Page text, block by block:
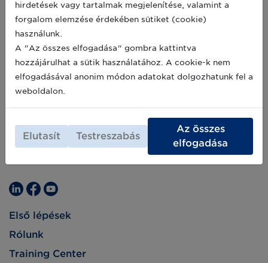
Első lépések
Rólunk
Training Center
hirdetések vagy tartalmak megjelenítése, valamint a
forgalom elemzése érdekében sütiket (cookie)
használunk.
A "Az összes elfogadása" gombra kattintva
hozzájárulhat a sütik használatához. A cookie-k nem
elfogadásával anonim módon adatokat dolgozhatunk fel a
weboldalon.
Elutasít Testreszabás
Az összes
elfogadása